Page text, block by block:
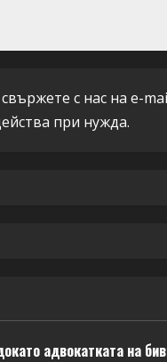
с нас на e-
при нужда.
адвокатката на